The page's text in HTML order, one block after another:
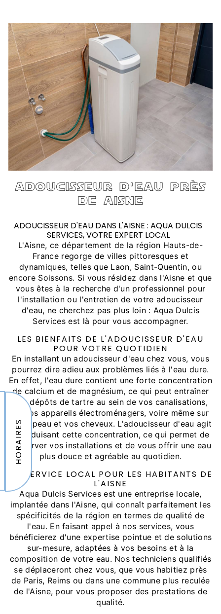
adoucisseur d'eau près
de aisne
ADOUCISSEUR D'EAU DANS L'AISNE : AQUA DULCIS
SERVICES, VOTRE EXPERT LOCAL
L'Aisne, ce département de la région Hauts-de-
France regorge de villes pittoresques et
dynamiques, telles que Laon, Saint-Quentin, ou
encore Soissons. Si vous résidez dans l'Aisne et que
vous êtes à la recherche d'un professionnel pour
l'installation ou l'entretien de votre adoucisseur
d'eau, ne cherchez pas plus loin : Aqua Dulcis
Services est là pour vous accompagner.
LES BIENFAITS DE L'ADOUCISSEUR D'EAU
POUR VOTRE QUOTIDIEN
En installant un adoucisseur d'eau chez vous, vous
pourrez dire adieu aux problèmes liés à l'eau dure.
En effet, l'eau dure contient une forte concentration
de calcium et de magnésium, ce qui peut entraîner
des dépôts de tartre au sein de vos canalisations,
de vos appareils électroménagers, voire même sur
votre peau et vos cheveux. L'adoucisseur d'eau agit
en réduisant cette concentration, ce qui permet de
préserver vos installations et de vous offrir une eau
plus douce et agréable au quotidien.
UN SERVICE LOCAL POUR LES HABITANTS DE
L'AISNE
Aqua Dulcis Services est une entreprise locale,
implantée dans l'Aisne, qui connaît parfaitement les
spécificités de la région en termes de qualité de
l'eau. En faisant appel à nos services, vous
bénéficierez d'une expertise pointue et de solutions
sur-mesure, adaptées à vos besoins et à la
composition de votre eau. Nos techniciens qualifiés
se déplaceront chez vous, que vous habitiez près
de Paris, Reims ou dans une commune plus reculée
de l'Aisne, pour vous proposer des prestations de
qualité.
HORAIRES